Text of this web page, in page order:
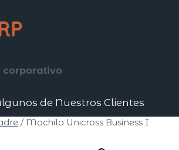
corporativo
de Nuestros Clientes
/ Mochila Unicross Business I